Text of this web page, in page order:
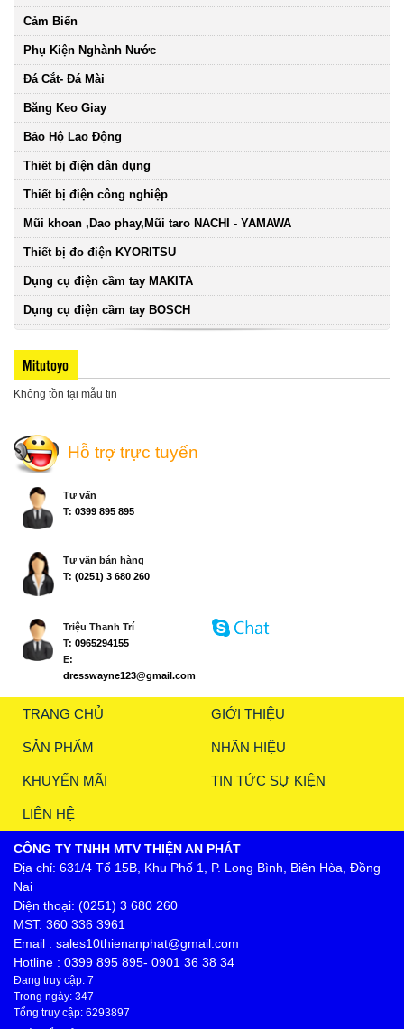
Cảm Biến
Phụ Kiện Nghành Nước
Đá Cắt- Đá Mài
Băng Keo Giay
Bảo Hộ Lao Động
Thiết bị điện dân dụng
Thiết bị điện công nghiệp
Mũi khoan ,Dao phay,Mũi taro NACHI - YAMAWA
Thiết bị đo điện KYORITSU
Dụng cụ điện cầm tay MAKITA
Dụng cụ điện cầm tay BOSCH
Mitutoyo
Không tồn tại mẫu tin
Hỗ trợ trực tuyến
Tư vấn
T: 0399 895 895
Tư vấn bán hàng
T: (0251) 3 680 260
Triệu Thanh Trí
T: 0965294155
E:
dresswayne123@gmail.com
TRANG CHỦ GIỚI THIỆU
SẢN PHẨM NHÃN HIỆU
KHUYẾN MÃI TIN TỨC SỰ KIỆN
LIÊN HỆ
CÔNG TY TNHH MTV THIỆN AN PHÁT
Địa chỉ: 631/4 Tổ 15B, Khu Phố 1, P. Long Bình, Biên Hòa, Đồng
Nai
Điện thoại: (0251) 3 680 260
MST: 360 336 3961
Email : sales10thienanphat@gmail.com
Hotline : 0399 895 895- 0901 36 38 34
Đang truy cập: 7
Trong ngày: 347
Tổng truy cập: 6293897